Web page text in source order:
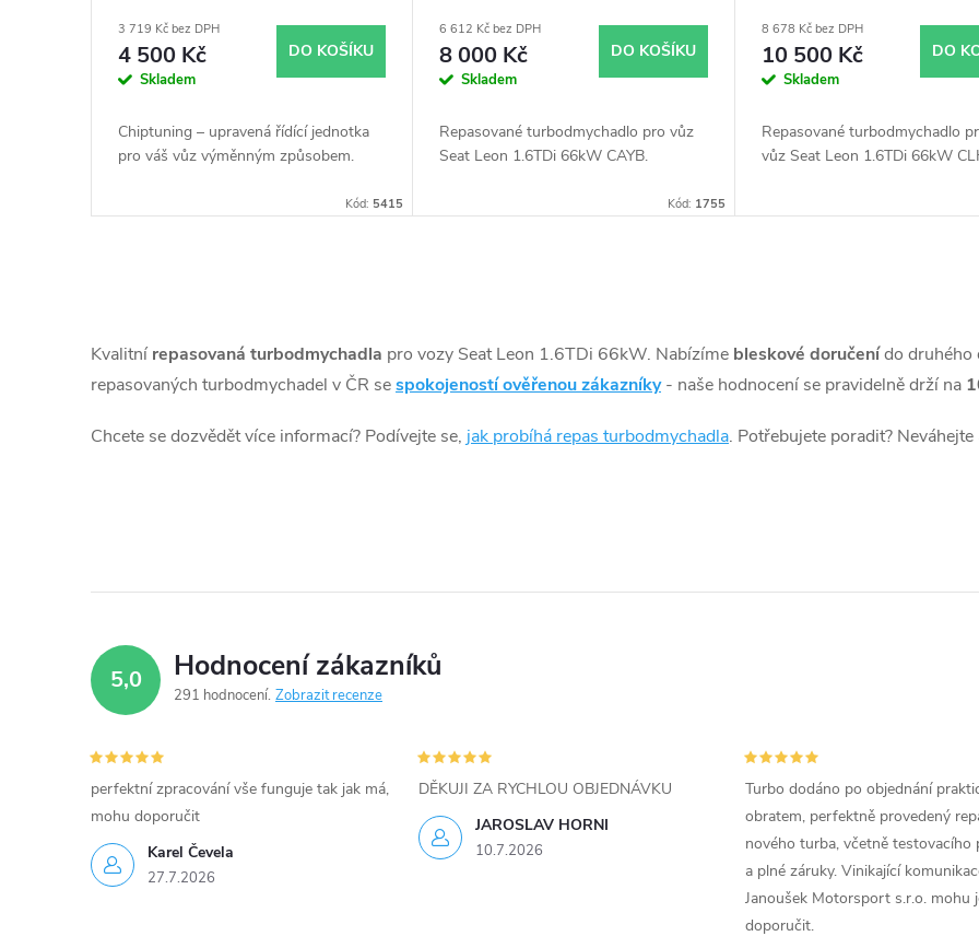
k
ů
3 719 Kč bez DPH
4 500 Kč
Skladem
DO KOŠÍKU
Chiptuning – upravená řídící jednotka
pro váš vůz výměnným způsobem.
Kód: 5415
6 612 Kč bez DPH
8 000 Kč
Skladem
DO KOŠÍKU
Repasované turbodmychadlo pro vůz
Seat Leon 1.6TDi 66kW CAYB.
Kód: 1755
8 678 Kč bez DPH
10 500 Kč
Skladem
DO
Repasované turbodmychadlo
vůz Seat Leon 1.6TDi 66kW
v
l
á
í
p
r
k
y
v
Kvalitní repasovaná turbodmychadla pro vozy Seat Leon 1.6TDi 66kW. Nabízíme bleskové doručenído druhého
repasovaných turbodmychadel v ČR sespokojeností ověřenou zákazníky - naše hodnocení se pravidelně drží na
Chcete se dozvědět více informací? Podívejte se, jak probíhá repas turbodmychadla. Potřebujete poradit? Neváhejte
5,0 Hodnocení zákazníků
291 hodnocení Zobrazit recenze
Karel Čevela
27.7.2026
perfektní zpracování vše funguje tak jak má,
mohu doporučit
JAROSLAV HORNI
10.7.2026
DĚKUJI ZA RYCHLOU OBJEDNÁVKU
Turbo dodáno po objednání
obratem, perfektně provedený
nového turba, včetně testovacího
a plné záruky. Vinikající
Janoušek Motorsport s.r.o. mohu
doporučit.